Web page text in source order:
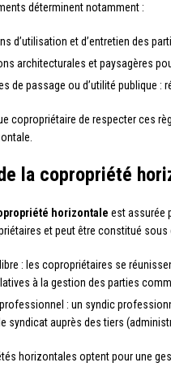
déterminent notamment :
d’utilisation et d’entretien des
architecturales et paysagères
de passage ou d’utilité publique :
copropriétaire de respecter ces
la copropriété
horizontale est assurée
et peut être constitué
: les copropriétaires se
à la gestion des parties
: un syndic
syndicat auprès des tiers
horizontales optent pour une